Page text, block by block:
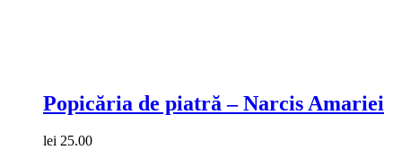
Popicăria de piatră – Narcis Amariei
lei 25.00